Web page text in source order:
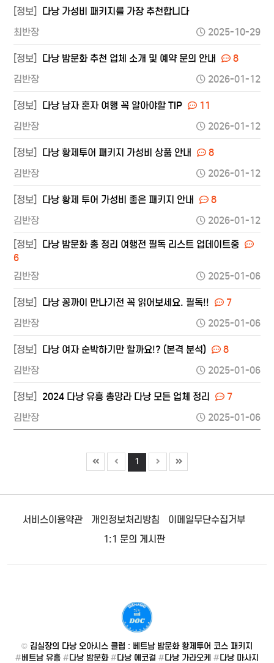
[정보]
다낭 가성비 패키지를 가장 추천합니다
최반장
2025-10-29
[정보] 다낭 밤문화 추천 업체 소개 및 예약 문의 안내
8
김반장
2026-01-12
[정보] 다낭 남자 혼자 여행 꼭 알아야할 TIP
11
김반장
2026-01-12
[정보] 다낭 황제투어 패키지 가성비 상품 안내
8
김반장
2026-01-12
[정보] 다낭 황제 투어 가성비 좋은 패키지 안내
8
김반장
2026-01-12
[정보]
다낭 밤문화 총 정리 여행전 필독 리스트 업데이트중
6
김반장
2025-01-06
[정보] 다낭 꽁까이 만나기전 꼭 읽어보세요. 필독!!
7
김반장
2025-01-06
[정보] 다낭 여자 순박하기만 할까요!? (본격 분석)
8
김반장
2025-01-06
[정보] 2024 다낭 유흥 총망라 다낭 모든 업체 정리
7
김반장
2025-01-06
1
서비스이용약관 개인정보처리방침
이메일무단수집거부
1:1 문의 게시판
© 김실장의 다낭 오아시스 클럽 : 베트남 밤문화 황제투어 코스 패키지
#베트남 유흥 #다낭 밤문화#다낭 에코걸 #다낭 가라오케 #다낭 마사지